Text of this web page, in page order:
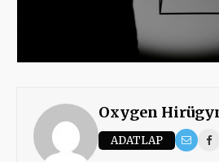
Oxygen
ADATLAP